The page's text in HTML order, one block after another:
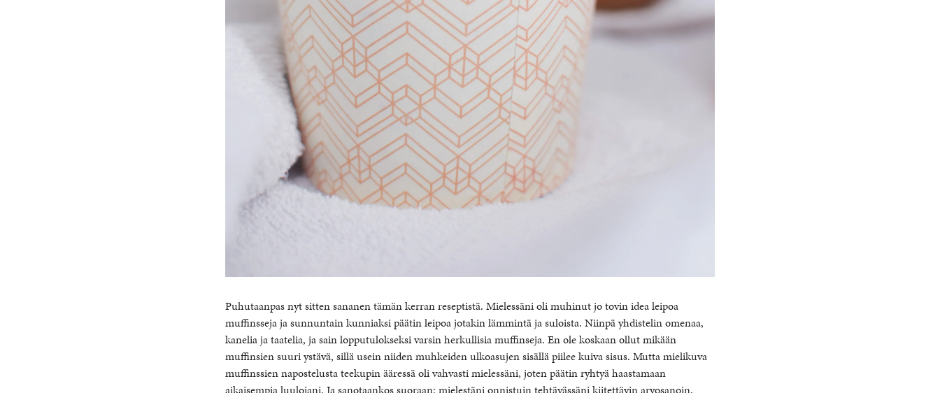
Puhutaanpas nyt sitten sananen tämän kerran reseptistä. Mielessäni oli muhinut jo tovin idea leipoa
muffinsseja ja sunnuntain kunniaksi päätin leipoa jotakin lämmintä ja suloista. Niinpä yhdistelin omenaa,
kanelia ja taatelia, ja sain lopputulokseksi varsin herkullisia muffinseja. En ole koskaan ollut mikään
muffinsien suuri ystävä, sillä usein niiden muhkeiden ulkoasujen sisällä piilee kuiva sisus. Mutta mielikuva
muffinssien napostelusta teekupin ääressä oli vahvasti mielessäni, joten päätin ryhtyä haastamaan